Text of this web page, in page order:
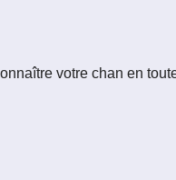
Accueil Blogs IRC
votre chan en